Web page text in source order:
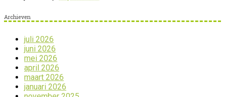
Archieven
juli 2026
juni 2026
mei 2026
april 2026
maart 2026
januari 2026